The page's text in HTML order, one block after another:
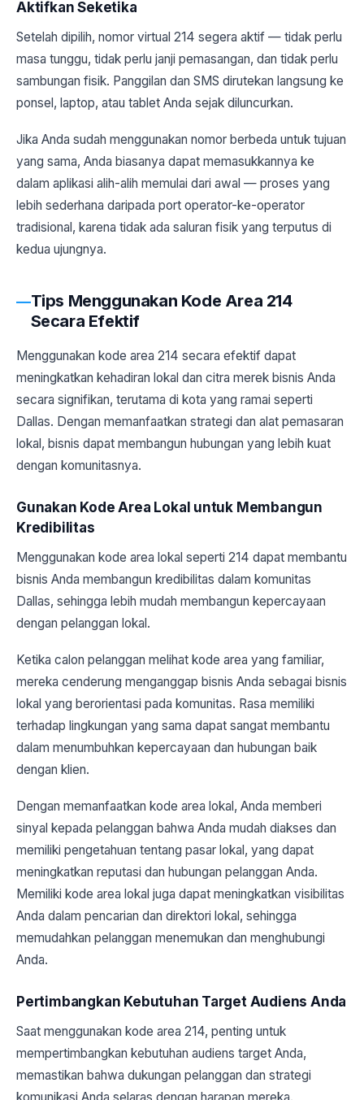
Aktifkan Seketika
Setelah dipilih, nomor virtual 214 segera aktif — tidak perlu
masa tunggu, tidak perlu janji pemasangan, dan tidak perlu
sambungan fisik. Panggilan dan SMS dirutekan langsung ke
ponsel, laptop, atau tablet Anda sejak diluncurkan.
Jika Anda sudah menggunakan nomor berbeda untuk tujuan
yang sama, Anda biasanya dapat memasukkannya ke
dalam aplikasi alih-alih memulai dari awal — proses yang
lebih sederhana daripada port operator-ke-operator
tradisional, karena tidak ada saluran fisik yang terputus di
kedua ujungnya.
Tips Menggunakan Kode Area 214
Secara Efektif
Menggunakan kode area 214 secara efektif dapat
meningkatkan kehadiran lokal dan citra merek bisnis Anda
secara signifikan, terutama di kota yang ramai seperti
Dallas. Dengan memanfaatkan strategi dan alat pemasaran
lokal, bisnis dapat membangun hubungan yang lebih kuat
dengan komunitasnya.
Gunakan Kode Area Lokal untuk Membangun
Kredibilitas
Menggunakan kode area lokal seperti 214 dapat membantu
bisnis Anda membangun kredibilitas dalam komunitas
Dallas, sehingga lebih mudah membangun kepercayaan
dengan pelanggan lokal.
Ketika calon pelanggan melihat kode area yang familiar,
mereka cenderung menganggap bisnis Anda sebagai bisnis
lokal yang berorientasi pada komunitas. Rasa memiliki
terhadap lingkungan yang sama dapat sangat membantu
dalam menumbuhkan kepercayaan dan hubungan baik
dengan klien.
Dengan memanfaatkan kode area lokal, Anda memberi
sinyal kepada pelanggan bahwa Anda mudah diakses dan
memiliki pengetahuan tentang pasar lokal, yang dapat
meningkatkan reputasi dan hubungan pelanggan Anda.
Memiliki kode area lokal juga dapat meningkatkan visibilitas
Anda dalam pencarian dan direktori lokal, sehingga
memudahkan pelanggan menemukan dan menghubungi
Anda.
Pertimbangkan Kebutuhan Target Audiens Anda
Saat menggunakan kode area 214, penting untuk
mempertimbangkan kebutuhan audiens target Anda,
memastikan bahwa dukungan pelanggan dan strategi